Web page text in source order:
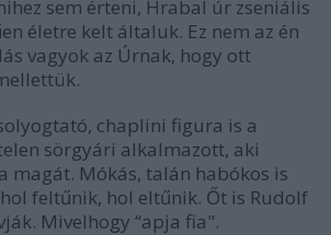
sem érteni, Hrabal úr zseniális
életre kelt általuk. Ez nem az én
vagyok az Úrnak, hogy ott
chaplini figura is a
sörgyári alkalmazott, aki
magát. Mókás, talán habókos is
feltűnik, hol eltűnik. Őt is Rudolf
Mivelhogy “apja fia".